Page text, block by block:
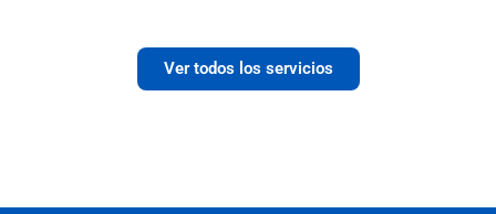
Ver todos los servicios